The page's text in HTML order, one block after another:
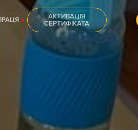
АКТИВАЦІЯ
СЕРТИФІКАТА